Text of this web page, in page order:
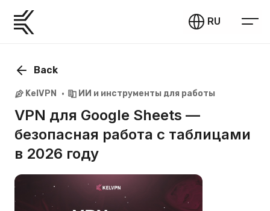
RU
Back
KelVPN ИИ и инструменты для работы
VPN для Google Sheets —
безопасная работа с таблицами
в 2026 году